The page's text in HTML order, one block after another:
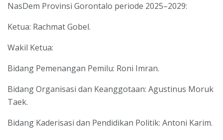
NasDem Provinsi Gorontalo periode 2025–2029:
Ketua: Rachmat Gobel.
Wakil Ketua:
Bidang Pemenangan Pemilu: Roni Imran.
Bidang Organisasi dan Keanggotaan: Agustinus Moruk
Taek.
Bidang Kaderisasi dan Pendidikan Politik: Antoni Karim.